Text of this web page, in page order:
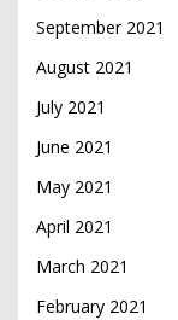
September 2021
August 2021
July 2021
June 2021
May 2021
April 2021
March 2021
February 2021